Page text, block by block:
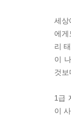
세상
에
리
이
것보
1급
이